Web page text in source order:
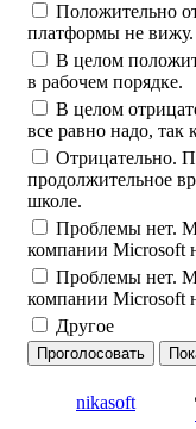
Положительно
платформы не вижу.
В целом
в рабочем порядке.
В целом
все равно надо, так
Отрицательно.
продолжительное
школе.
Проблемы нет.
компании Microsoft
Проблемы нет.
компании Microsoft
Другое
nikasoft